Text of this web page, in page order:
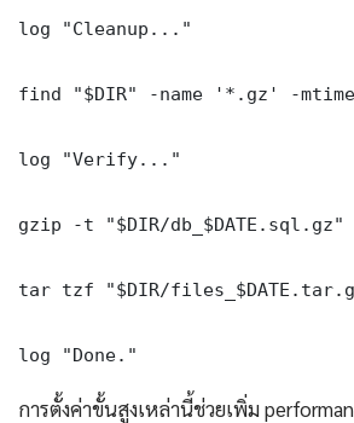
log "Cleanup..."
find "$DIR" -name '*.gz' -
log "Verify..."
gzip -t "$DIR/db_$DATE.sql.gz"
tar tzf "$DIR/
log "Done."
การตั้งค่าขั้นสูงเหล่านี้ช่วยเพิ่ม